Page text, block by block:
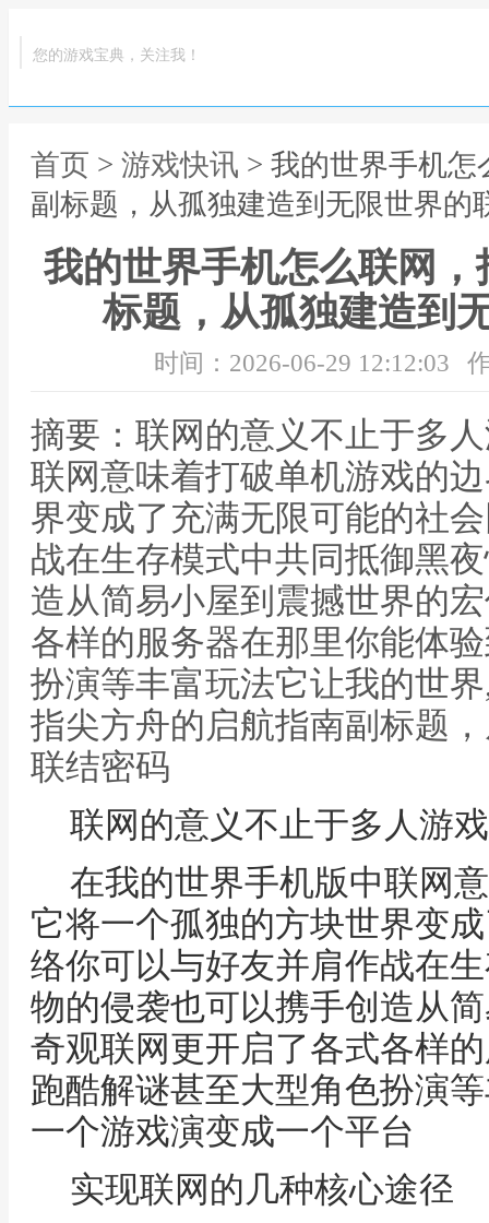
您的游戏宝典，关注我！
首页 > 游戏快讯 > 我的世界手机
副标题，从孤独建造到无限世界的
我的世界手机怎么联网
标题，从孤独建造到
时间：2026-06-29 12:12:03
摘要：联网的意义不止于多
联网意味着打破单机游戏的
界变成了充满无限可能的社
战在生存模式中共同抵御黑
造从简易小屋到震撼世界的
各样的服务器在那里你能体
扮演等丰富玩法它让我的世
指尖方舟的启航指南副标题
联结密码
联网的意义不止于多人游戏
在我的世界手机版中联网
它将一个孤独的方块世界变
络你可以与好友并肩作战在
物的侵袭也可以携手创造从
奇观联网更开启了各式各样
跑酷解谜甚至大型角色扮演
一个游戏演变成一个平台
实现联网的几种核心途径